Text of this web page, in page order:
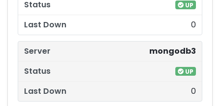
UP
0
mongodb3
UP
0